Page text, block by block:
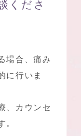
くださ
場合、痛み
に行いま
、カウンセ
。